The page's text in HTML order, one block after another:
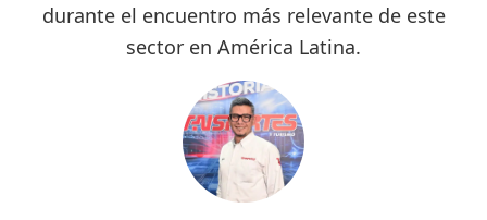
durante el encuentro más relevante de este
sector en América Latina.